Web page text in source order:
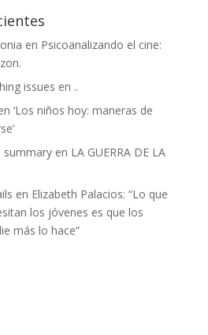
en Psicoanalizando el cine:
issues en ..
‘Los niños hoy: maneras de
summaryen LA GUERRA DE LA
en Elizabeth Palacios: “Lo que
los jóvenes es que los
más lo hace”